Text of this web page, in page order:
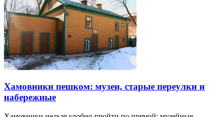
Хамовники пешком: музеи, старые переулки и
набережные